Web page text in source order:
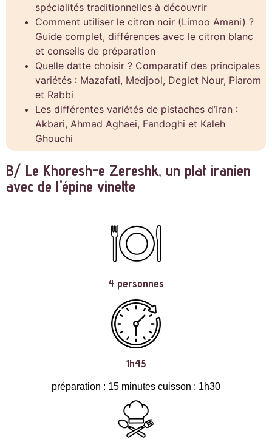
spécialités traditionnelles à découvrir
Comment utiliser le citron noir (Limoo Amani) ?
Guide complet, différences avec le citron blanc
et conseils de préparation
Quelle datte choisir ? Comparatif des principales
variétés : Mazafati, Medjool, Deglet Nour, Piarom
et Rabbi
Les différentes variétés de pistaches d’Iran :
Akbari, Ahmad Aghaei, Fandoghi et Kaleh
Ghouchi
B/ Le Khoresh-e Zereshk, un plat iranien
avec de l'épine vinette
4 personnes
1h45
préparation : 15 minutes cuisson : 1h30